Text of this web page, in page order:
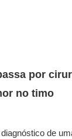
por
no timo
de